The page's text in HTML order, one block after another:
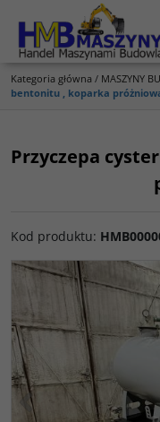
Kategoria główna / MASZYNY
bentonitu , koparka
Przyczepa
Kod produktu:
<